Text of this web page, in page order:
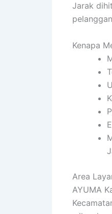
Jarak
Kenapa
Area
AYUMA